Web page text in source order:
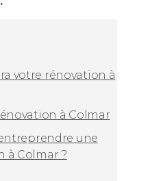
votre rénovation à
à Colmar
une
à Colmar ?